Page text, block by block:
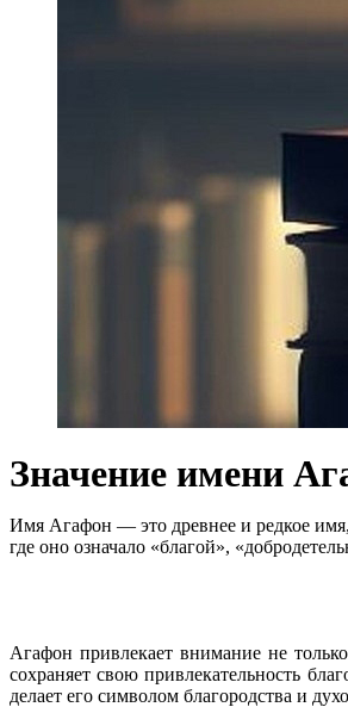
Значение имени
Имя Агафон — это древнее и редкое имя,
где оно означало «благой»,
Агафон привлекает внимание не
сохраняет свою привлекательность
делает его символом благородства и